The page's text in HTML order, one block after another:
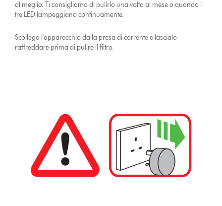
al meglio. Ti consigliamo di pulirlo una volta al mese o quando i
tre LED lampeggiano continuamente.
Scollega l'apparecchio dalla presa di corrente e lascialo
raffreddare prima di pulire il filtro.